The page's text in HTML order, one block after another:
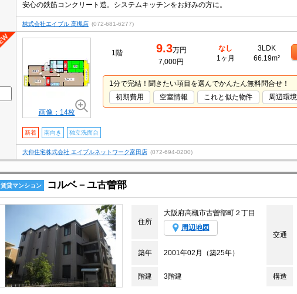
安心の鉄筋コンクリート造。システムキッチンをお好みの方に。
株式会社エイブル 高槻店 (072-681-6277)
画像：14枚
1階 9.3万円
7,000円
なし
1ヶ月
3LDK
66.19m²
1分で完結！聞きたい項目を選んでかんたん無料問合せ！
初期費用
空室情報 これと似た物件 周辺環境
新着 南向き 独立洗面台
大伸住宅株式会社 エイブルネットワーク富田店 (072-694-0200)
賃貸マンション コルベ－ユ古曽部
住所
大阪府高槻市古曽部町２丁目
周辺地図
交通
築年 2001年02月（築25年）
階建 3階建 構造